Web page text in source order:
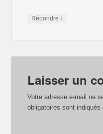
Répondre ↓
Laisser un
Votre adresse e-mail ne
obligatoires sont